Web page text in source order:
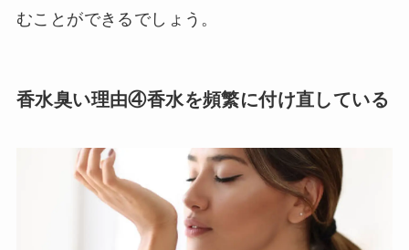
むことができるでしょう。
香水臭い理由④香水を頻繁に付け直している